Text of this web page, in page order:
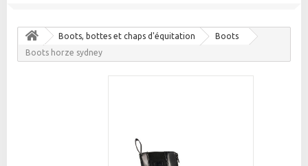
Boots, bottes et chaps d'équitation
Boots
Boots horze sydney